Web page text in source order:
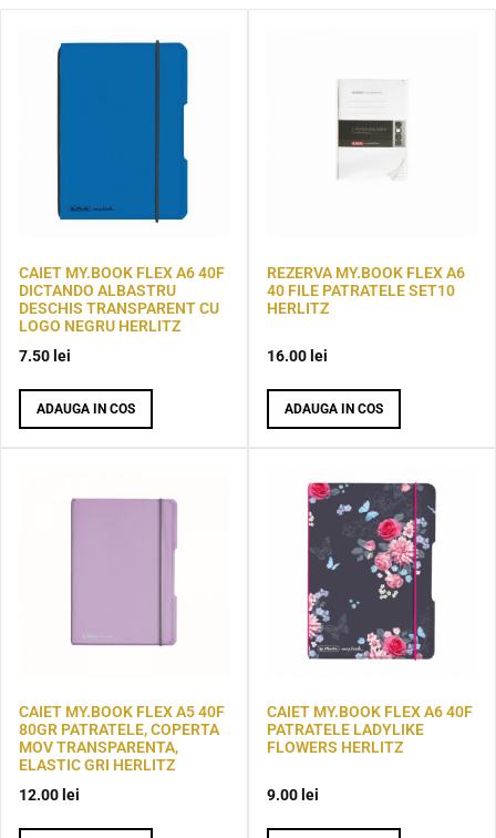
CAIET MY.BOOK FLEX A6 40F
DICTANDO ALBASTRU
DESCHIS TRANSPARENT CU
LOGO NEGRU HERLITZ
7.50 lei
ADAUGA IN COS
REZERVA MY.BOOK FLEX A6
40 FILE PATRATELE SET10
HERLITZ
16.00 lei
ADAUGA IN COS
CAIET MY.BOOK FLEX A5 40F
80GR PATRATELE, COPERTA
MOV TRANSPARENTA,
ELASTIC GRI HERLITZ
12.00 lei
CAIET MY.BOOK FLEX A6 40F
PATRATELE LADYLIKE
FLOWERS HERLITZ
9.00 lei